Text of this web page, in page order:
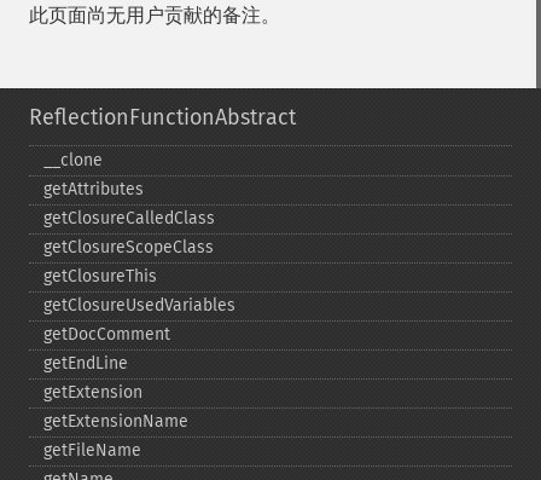
此页面尚无用户贡献的备注。
ReflectionFunctionAbstract
_​_​clone
getAttributes
getClosureCalledClass
getClosureScopeClass
getClosureThis
getClosureUsedVariables
getDocComment
getEndLine
getExtension
getExtensionName
getFileName